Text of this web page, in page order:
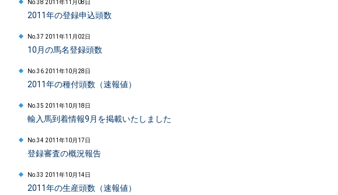
No.38 2011年11月08日
2011年の登録申込頭数
No.37 2011年11月02日
10月の馬名登録頭数
No.36 2011年10月28日
2011年の種付頭数（速報値）
No.35 2011年10月18日
輸入馬到着情報9月を掲載いたしました
No.34 2011年10月17日
登録審査の概況報告
No.33 2011年10月14日
2011年の生産頭数（速報値）